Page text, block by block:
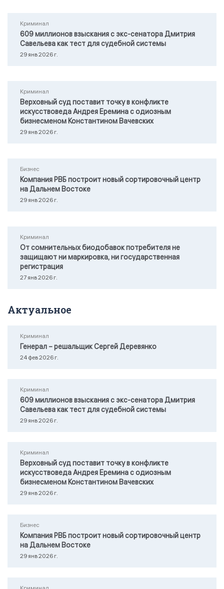
Криминал
609 миллионов взыскания с экс-сенатора Дмитрия
Савельева как тест для судебной системы
29 янв 2026 г.
Криминал
Верховный суд поставит точку в конфликте
искусствоведа Андрея Еремина с одиозным
бизнесменом Константином Вачевских
29 янв 2026 г.
Бизнес
Компания РВБ построит новый сортировочный центр
на Дальнем Востоке
29 янв 2026 г.
Криминал
От сомнительных биодобавок потребителя не
защищают ни маркировка, ни государственная
регистрация
27 янв 2026 г.
Актуальное
Криминал
Генерал – решальщик Сергей Деревянко
24 фев 2026 г.
Криминал
609 миллионов взыскания с экс-сенатора Дмитрия
Савельева как тест для судебной системы
29 янв 2026 г.
Криминал
Верховный суд поставит точку в конфликте
искусствоведа Андрея Еремина с одиозным
бизнесменом Константином Вачевских
29 янв 2026 г.
Бизнес
Компания РВБ построит новый сортировочный центр
на Дальнем Востоке
29 янв 2026 г.